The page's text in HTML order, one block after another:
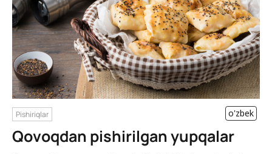
Pishiriqlar o'zbek
Qovoqdan pishirilgan yupqalar